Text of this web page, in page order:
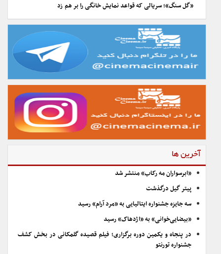
«گل سنگ»؛ سریالی که قواعد نمایش خانگی را بر هم زد
آخرین ها
«ابرسواران مه رکاب» منتشر شد
پیتر گیل درگذشت
سه جایزه جشنواره ایتالیایی به «مرد آرام» رسید
«بیضایی‌خوانی» به «اژدهاک» رسید
در پنجاه و یکمین دوره برگزاری؛ فیلم قصیده گلمکانی در بخش کشف
جشنواره تورنتو